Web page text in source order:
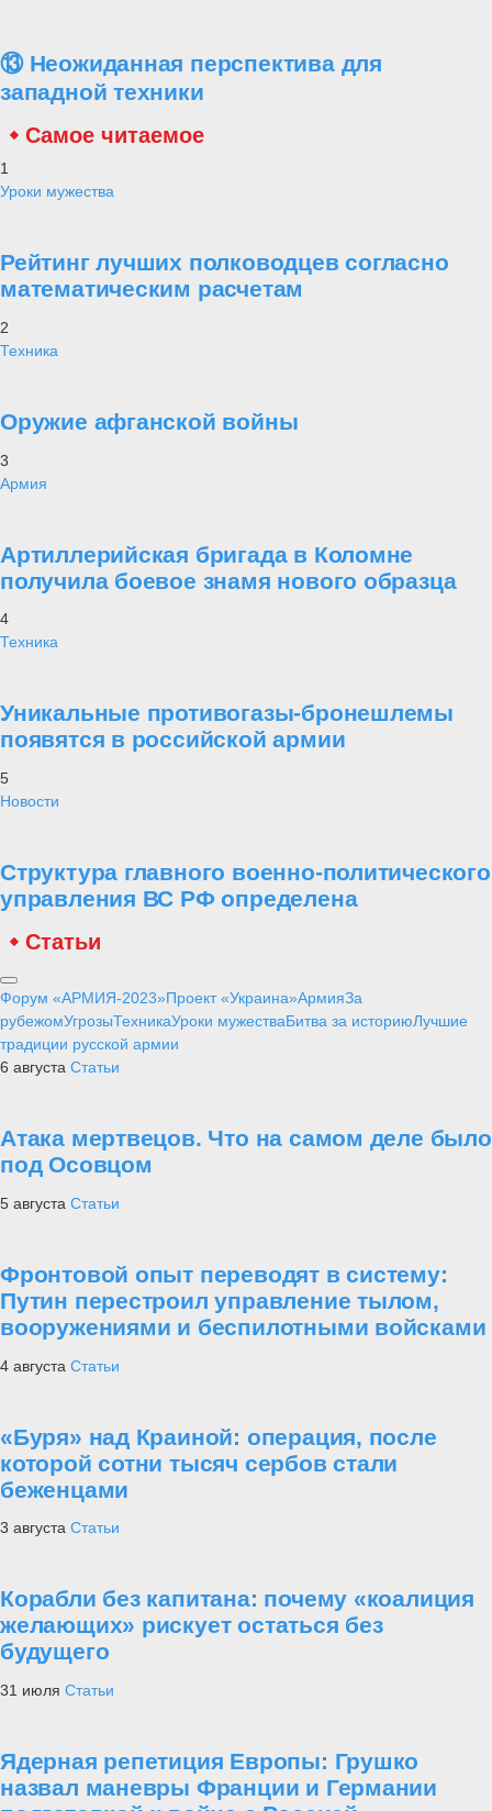
⑬ Неожиданная перспектива для
западной техники
Самое читаемое
1
Уроки мужества
Рейтинг лучших полководцев согласно
математическим расчетам
2
Техника
Оружие афганской войны
3
Армия
Артиллерийская бригада в Коломне
получила боевое знамя нового образца
4
Техника
Уникальные противогазы-бронешлемы
появятся в российской армии
5
Новости
Структура главного военно-политического
управления ВС РФ определена
Статьи
Форум «АРМИЯ-2023»Проект «Украина»АрмияЗа
рубежомУгрозыТехникаУроки мужестваБитва за историюЛучшие
традиции русской армии
6 августа Статьи
Атака мертвецов. Что на самом деле было
под Осовцом
5 августа Статьи
Фронтовой опыт переводят в систему:
Путин перестроил управление тылом,
вооружениями и беспилотными войсками
4 августа Статьи
«Буря» над Краиной: операция, после
которой сотни тысяч сербов стали
беженцами
3 августа Статьи
Корабли без капитана: почему «коалиция
желающих» рискует остаться без
будущего
31 июля Статьи
Ядерная репетиция Европы: Грушко
назвал маневры Франции и Германии